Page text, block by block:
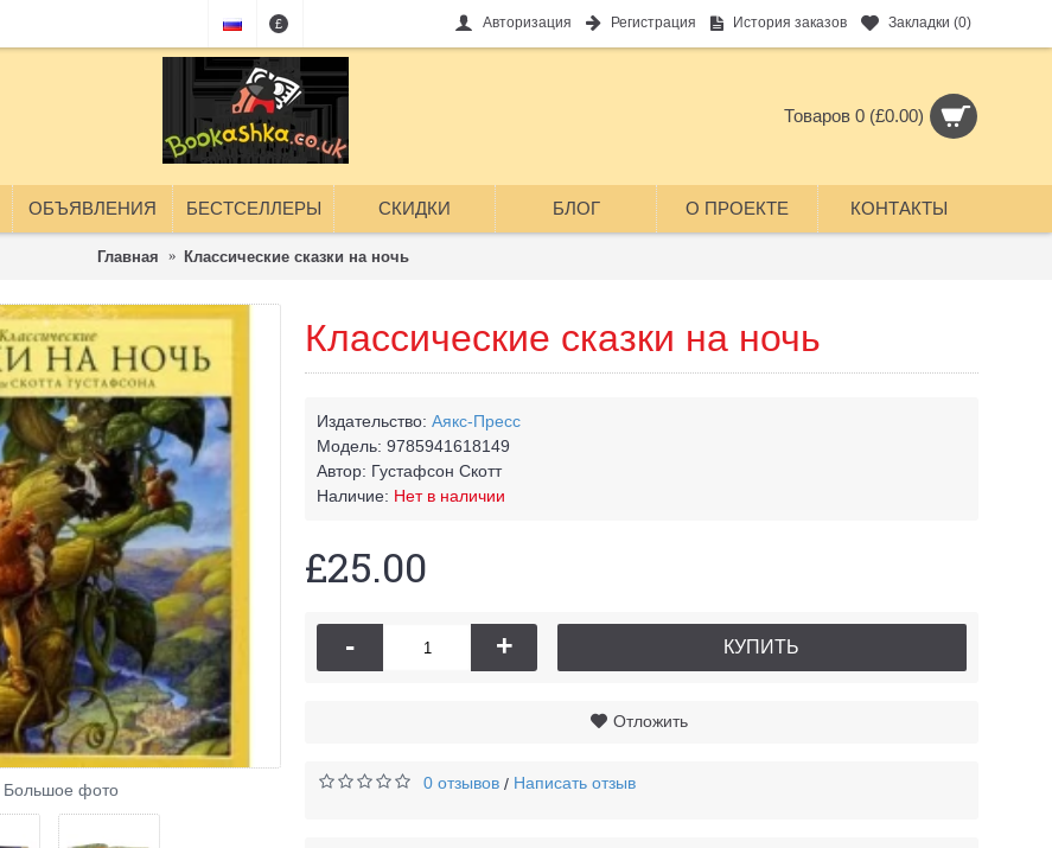
£ Авторизация Регистрация История заказов Закладки (0)
Товаров 0 (£0.00)
ОБЪЯВЛЕНИЯ БЕСТСЕЛЛЕРЫ СКИДКИ БЛОГ О ПРОЕКТЕ КОНТАКТЫ
Главная Классические сказки на ночь
Большое фото
Классические сказки на ночь
Издательство: Аякс-Пресс
Модель: 9785941618149
Автор: Густафсон Скотт
Наличие: Нет в наличии
£25.00
- + КУПИТЬ
Отложить
0 отзывов / Написать отзыв